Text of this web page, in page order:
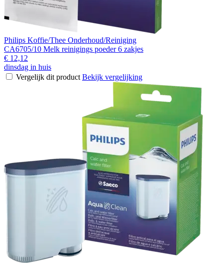
Philips Koffie/Thee Onderhoud/Reiniging
CA6705/10 Melk reinigings poeder 6 zakjes
€ 12,12
dinsdag in huis
Vergelijk dit product Bekijk vergelijking